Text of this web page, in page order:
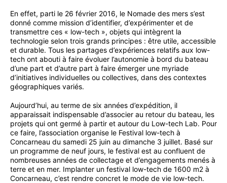
En effet, parti le 26 février 2016, le Nomade des mers s’est
donné comme mission d’identifier, d’expérimenter et de
transmettre ces « low-tech », objets qui intègrent la
technologie selon trois grands principes : être utile, accessible
et durable. Tous les partages d’expériences relatifs aux low-
tech ont abouti à faire évoluer l’autonomie à bord du bateau
d’une part et d’autre part à faire émerger une myriade
d’initiatives individuelles ou collectives, dans des contextes
géographiques variés.
Aujourd’hui, au terme de six années d’expédition, il
apparaissait indispensable d’associer au retour du bateau, les
projets qui ont germé à partir et autour du Low-tech Lab. Pour
ce faire, l’association organise le Festival low-tech à
Concarneau du samedi 25 juin au dimanche 3 juillet. Basé sur
un programme de neuf jours, le festival est au confluent de
nombreuses années de collectage et d’engagements menés à
terre et en mer. Implanter un festival low-tech de 1600 m2 à
Concarneau, c’est rendre concret le mode de vie low-tech.